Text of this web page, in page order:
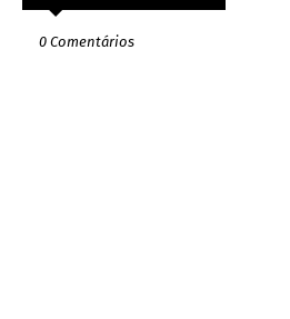
0 Comentários